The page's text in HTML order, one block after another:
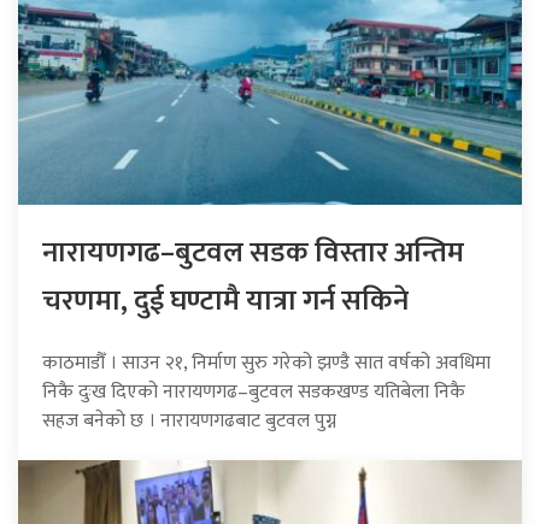
नारायणगढ–बुटवल सडक विस्तार अन्तिम
चरणमा, दुई घण्टामै यात्रा गर्न सकिने
काठमाडौँ । साउन २१, निर्माण सुरु गरेको झण्डै सात वर्षको अवधिमा
निकै दुःख दिएको नारायणगढ–बुटवल सडकखण्ड यतिबेला निकै
सहज बनेको छ । नारायणगढबाट बुटवल पुग्न